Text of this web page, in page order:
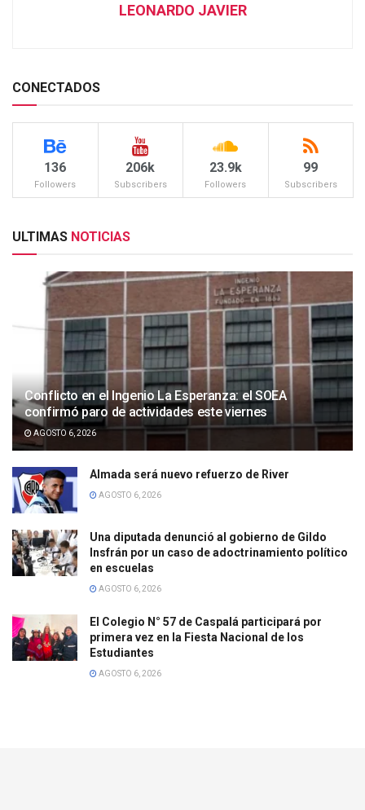
LEONARDO JAVIER
CONECTADOS
136
Followers
206k
Subscribers
23.9k
Followers
99
Subscribers
ULTIMAS NOTICIAS
Conflicto en el Ingenio La Esperanza: el SOEA
confirmó paro de actividades este viernes
AGOSTO 6, 2026
Almada será nuevo refuerzo de River
AGOSTO 6, 2026
Una diputada denunció al gobierno de Gildo
Insfrán por un caso de adoctrinamiento político
en escuelas
AGOSTO 6, 2026
El Colegio N° 57 de Caspalá participará por
primera vez en la Fiesta Nacional de los
Estudiantes
AGOSTO 6, 2026